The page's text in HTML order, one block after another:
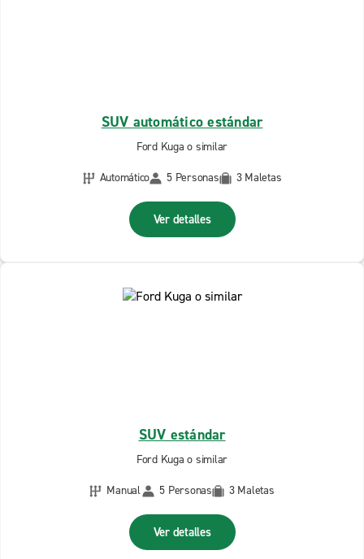
SUV automático estándar
Ford Kuga o similar
Automático
5 Personas 3 Maletas
Ver detalles
SUV estándar
Ford Kuga o similar
Manual
5 Personas 3 Maletas
Ver detalles